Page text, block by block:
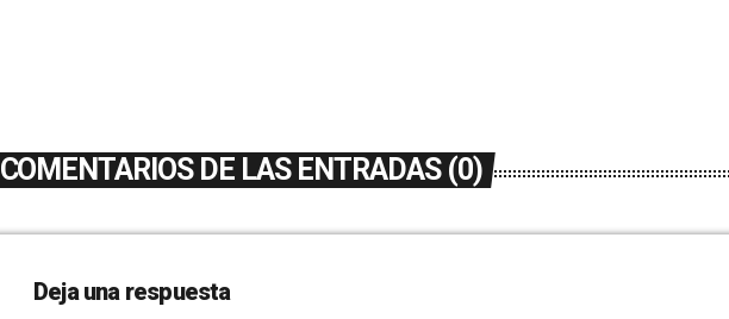
COMENTARIOS DE LAS ENTRADAS (0)
Deja una respuesta